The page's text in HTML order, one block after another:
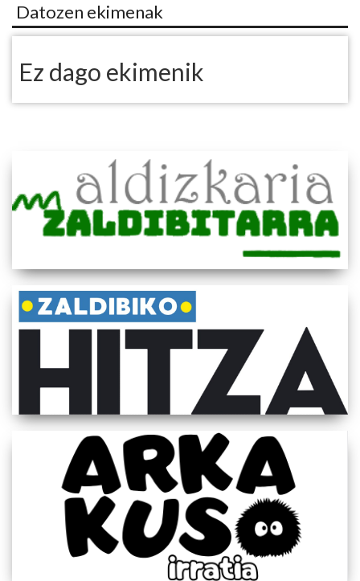
Datozen ekimenak
Ez dago ekimenik